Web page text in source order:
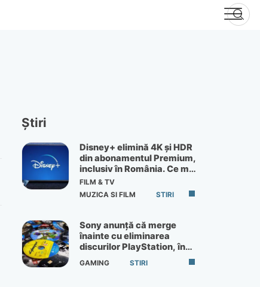
Știri
Disney+ elimină 4K și HDR
din abonamentul Premium,
inclusiv în România. Ce mai
primești de 60 lei pe lună
FILM & TV
MUZICA SI FILM
STIRI
Sony anunță că merge
înainte cu eliminarea
discurilor PlayStation, în
ciuda protestelor
GAMING STIRI